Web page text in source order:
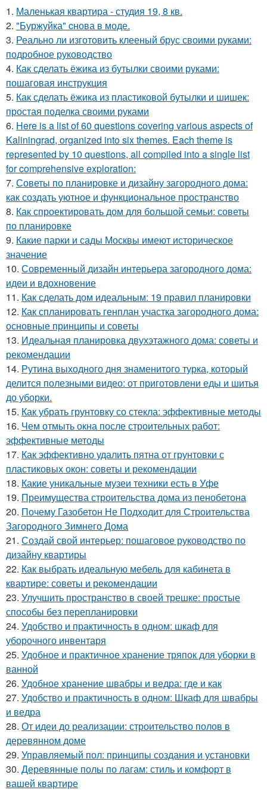
1. Маленькая квартира - студия 19, 8 кв.
2. "Буржуйка" cнова в моде.
3. Реально ли изготовить клееный брус своими руками:
подробное руководство
4. Как сделать ёжика из бутылки своими руками:
пошаговая инструкция
5. Как сделать ёжика из пластиковой бутылки и шишек:
простая поделка своими руками
6. Here is a list of 60 questions covering various aspects of
Kaliningrad, organized into six themes. Each theme is
represented by 10 questions, all compiled into a single list
for comprehensive exploration:
7. Советы по планировке и дизайну загородного дома:
как создать уютное и функциональное пространство
8. Как спроектировать дом для большой семьи: советы
по планировке
9. Какие парки и сады Москвы имеют историческое
значение
10. Современный дизайн интерьера загородного дома:
идеи и вдохновение
11. Как сделать дом идеальным: 19 правил планировки
12. Как спланировать генплан участка загородного дома:
основные принципы и советы
13. Идеальная планировка двухэтажного дома: советы и
рекомендации
14. Рутина выходного дня знаменитого турка, который
делится полезными видео: от приготовлени еды и шитья
до уборки.
15. Как убрать грунтовку со стекла: эффективные методы
16. Чем отмыть окна после строительных работ:
эффективные методы
17. Как эффективно удалить пятна от грунтовки с
пластиковых окон: советы и рекомендации
18. Какие уникальные музеи техники есть в Уфе
19. Преимущества строительства дома из пенобетона
20. Почему Газобетон Не Подходит для Строительства
Загородного Зимнего Дома
21. Создай свой интерьер: пошаговое руководство по
дизайну квартиры
22. Как выбрать идеальную мебель для кабинета в
квартире: советы и рекомендации
23. Улучшить пространство в своей трешке: простые
способы без перепланировки
24. Удобство и практичность в одном: шкаф для
уборочного инвентаря
25. Удобное и практичное хранение тряпок для уборки в
ванной
26. Удобное хранение швабры и ведра: где и как
27. Удобство и практичность в одном: Шкаф для швабры
и ведра
28. От идеи до реализации: строительство полов в
деревянном доме
29. Управляемый пол: принципы создания и установки
30. Деревянные полы по лагам: стиль и комфорт в
вашей квартире